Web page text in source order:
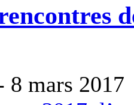
8 mars 2017